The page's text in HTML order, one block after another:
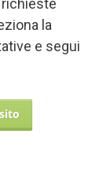
la
e segui